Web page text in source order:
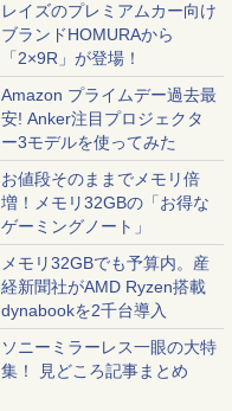
レイズのプレミアムカー向け
ブランドHOMURAから
「2×9R」が登場！
Amazon プライムデー過去最
安! Anker注目プロジェクタ
ー3モデルを使ってみた
お値段そのままでメモリ倍
増！メモリ32GBの「お得な
ゲーミングノート」
メモリ32GBでも予算内。産
経新聞社がAMD Ryzen搭載
dynabookを2千台導入
ソニーミラーレス一眼の大特
集！ 見どころ記事まとめ